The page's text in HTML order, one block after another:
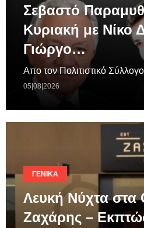
Σεβαστό
Κυριακή με Νίκο
Γιώργο…
Απο τον Πολιτιστικό
05|08|2026
ΓΕΝΙΚΆ
Λευκή Νύχτα στα
Ζαχάρης –